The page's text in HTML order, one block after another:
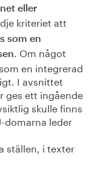
eller
kriteriet att
som en
. Om något
en integrerad
I avsnittet
ges ett ingående
skulle finns
domarna leder
ställen, i texter